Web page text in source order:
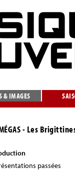
& IMAGES
- Les
passées